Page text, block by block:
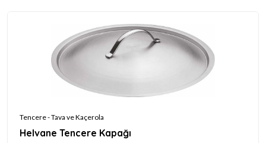
Tencere - Tava ve Kaçerola
Helvane Tencere Kapağı